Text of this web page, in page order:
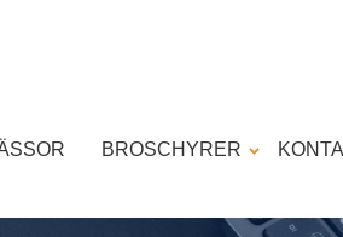
BROSCHYRER